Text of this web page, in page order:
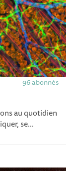
96 abonnés
au quotidien
se...